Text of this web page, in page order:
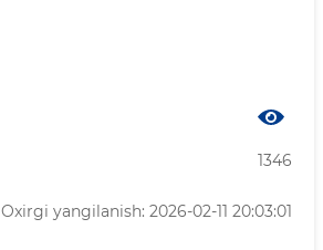
1346
Oxirgi yangilanish: 2026-02-11 20:03:01